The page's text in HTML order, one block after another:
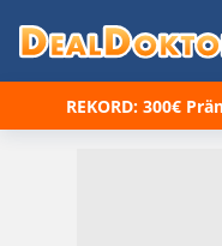
REKORD: 300€